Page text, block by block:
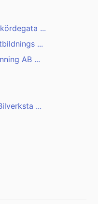
...
...
AB ...
...